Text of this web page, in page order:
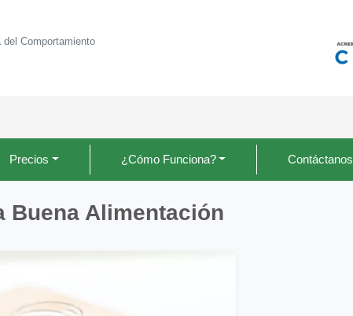
del Comportamiento
Precios ¿Cómo Funciona? Contáctanos
Buena Alimentación